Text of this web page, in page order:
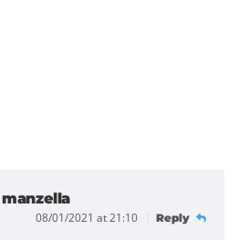
08/01/2021 at 21:10 Reply